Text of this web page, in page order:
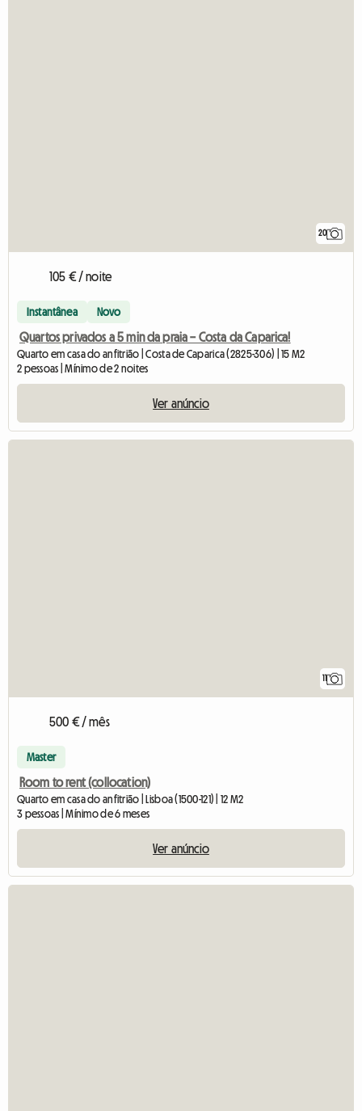
20
105 € / noite
Instantânea Novo
Quartos privados a 5 min da praia – Costa da Caparica!
Quarto em casa do anfitrião | Costa de Caparica (2825-306) | 15 M2
2 pessoas | Mínimo de 2 noites
Ver anúncio
11
500 € / mês
Master
Room to rent (collocation)
Quarto em casa do anfitrião | Lisboa (1500-121) | 12 M2
3 pessoas | Mínimo de 6 meses
Ver anúncio